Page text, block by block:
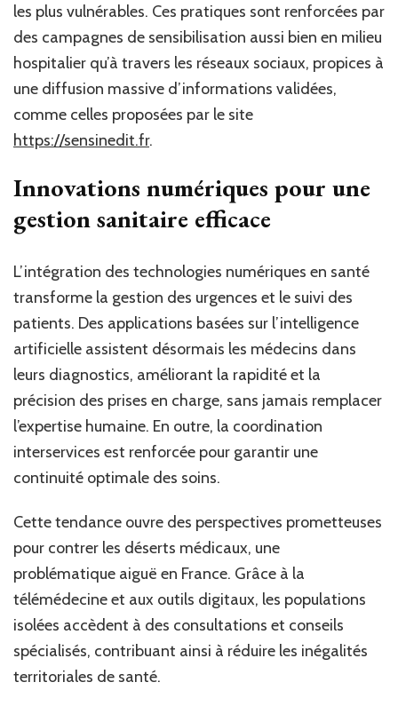
les plus vulnérables. Ces pratiques sont renforcées par
des campagnes de sensibilisation aussi bien en milieu
hospitalier qu’à travers les réseaux sociaux, propices à
une diffusion massive d’informations validées,
comme celles proposées par le site
https://sensinedit.fr.
Innovations numériques pour une
gestion sanitaire efficace
L’intégration des technologies numériques en santé
transforme la gestion des urgences et le suivi des
patients. Des applications basées sur l’intelligence
artificielle assistent désormais les médecins dans
leurs diagnostics, améliorant la rapidité et la
précision des prises en charge, sans jamais remplacer
l’expertise humaine. En outre, la coordination
interservices est renforcée pour garantir une
continuité optimale des soins.
Cette tendance ouvre des perspectives prometteuses
pour contrer les déserts médicaux, une
problématique aiguë en France. Grâce à la
télémédecine et aux outils digitaux, les populations
isolées accèdent à des consultations et conseils
spécialisés, contribuant ainsi à réduire les inégalités
territoriales de santé.